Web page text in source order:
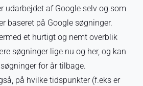
udarbejdet af Google selv og som
baseret på Google søgninger.
et hurtigt og nemt overblik
søgninger lige nu og her, og kan
for år tilbage.
på hvilke tidspunkter (f.eks er